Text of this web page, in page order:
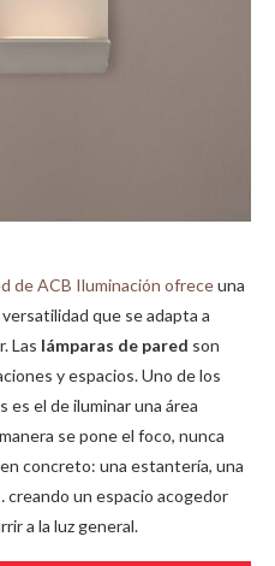
de ACB Iluminación ofreceuna
que se adapta a
Las lámparas de pared son
y espacios.Uno de los
es el de iluminar una área
se pone el foco, nunca
concreto: una estantería, una
creando un espacio acogedor
a la luz general.